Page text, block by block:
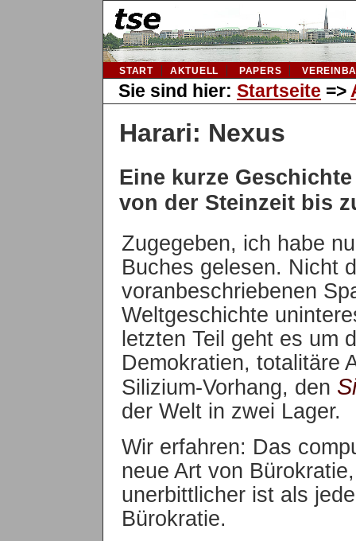
START AKTUELL PAPERS
Sie sind hier: Startseite =>
Harari: Nexus
Eine kurze
von der Steinzeit bis
Zugegeben, ich habe
Buches gelesen. Nicht
voranbeschriebenen
Weltgeschichte
letzten Teil geht es um
Demokratien, totalitäre
Silizium-Vorhang, den
der Welt in zwei Lager.
Wir erfahren: Das
neue Art von
unerbittlicher ist als
Bürokratie.